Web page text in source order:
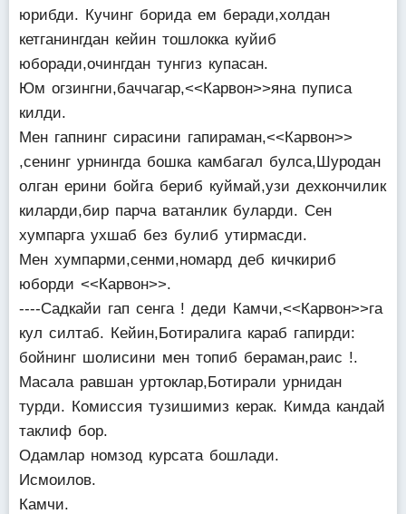
юрибди. Кучинг борида ем беради,холдан
кетганингдан кейин тошлокка куйиб
юборади,очингдан тунгиз купасан.
Юм огзингни,баччагар,<<Карвон>>яна пуписа
килди.
Мен гапнинг сирасини гапираман,<<Карвон>>
,сенинг урнингда бошка камбагал булса,Шуродан
олган ерини бойга бериб куймай,узи дехкончилик
киларди,бир парча ватанлик буларди. Сен
хумпарга ухшаб без булиб утирмасди.
Мен хумпарми,сенми,номард деб кичкириб
юборди <<Карвон>>.
----Садкайи гап сенга ! деди Камчи,<<Карвон>>га
кул силтаб. Кейин,Ботиралига караб гапирди:
бойнинг шолисини мен топиб бераман,раис !.
Масала равшан уртоклар,Ботирали урнидан
турди. Комиссия тузишимиз керак. Кимда кандай
таклиф бор.
Одамлар номзод курсата бошлади.
Исмоилов.
Камчи.